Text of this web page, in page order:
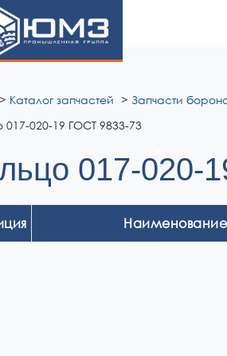
Каталог запчастей Запчасти
017-020-19 ГОСТ 9833-73
017-020-
Наименование